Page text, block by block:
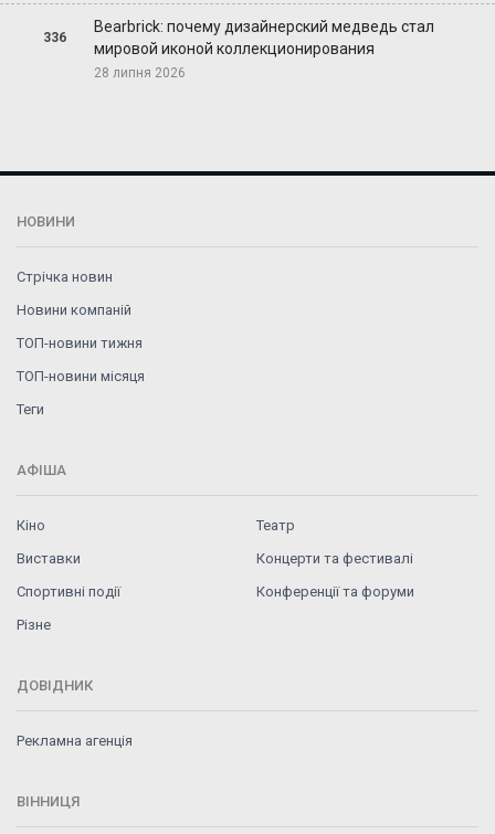
336
Bearbrick: почему дизайнерский медведь стал
мировой иконой коллекционирования
28 липня 2026
НОВИНИ
Стрічка новин
Новини компаній
ТОП-новини тижня
ТОП-новини місяця
Теги
АФІША
Кіно
Театр
Виставки
Концерти та фестивалі
Спортивні події
Конференції та форуми
Різне
ДОВІДНИК
Рекламна агенція
ВІННИЦЯ